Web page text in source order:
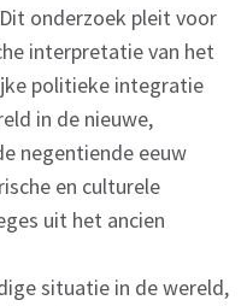
onderzoek pleit voor
interpretatie van het
politieke integratie
in de nieuwe,
negentiende eeuw
en culturele
uit het ancien
situatie in de wereld,